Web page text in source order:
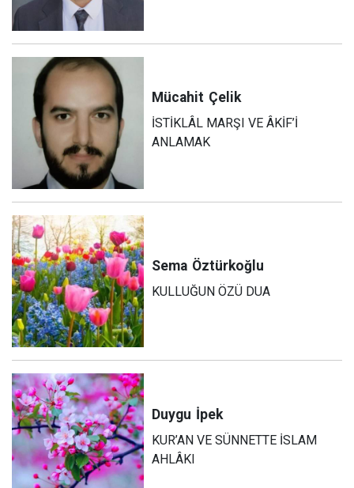
Mücahit Çelik
İSTİKLÂL MARŞI VE ÂKİF’İ
ANLAMAK
Sema Öztürkoğlu
KULLUĞUN ÖZÜ DUA
Duygu İpek
KUR’AN VE SÜNNETTE İSLAM
AHLÂKI